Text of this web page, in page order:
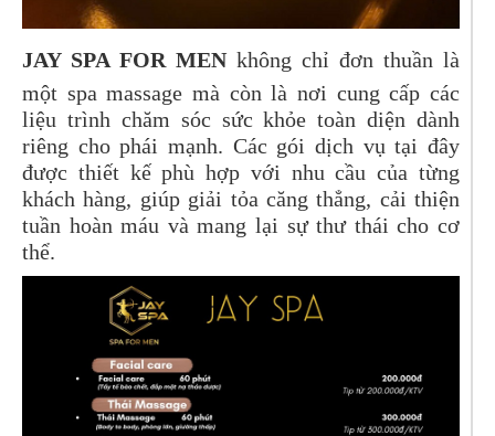
JAY SPA FOR MENkhông chỉ đơn thuần là
một spa massage mà còn là nơi cung cấp các
liệu trình chăm sóc sức khỏe toàn diện dành
riêng cho phái mạnh. Các gói dịch vụ tại đây
được thiết kế phù hợp với nhu cầu của từng
khách hàng, giúp giải tỏa căng thẳng, cải thiện
tuần hoàn máu và mang lại sự thư thái cho cơ
thể.